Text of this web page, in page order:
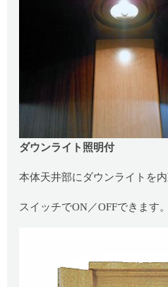
ダウンライト照明付
本体天井部にダウンライトを内
スイッチでON／OFFできます。